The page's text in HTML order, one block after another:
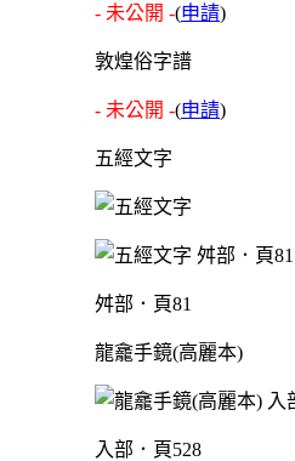
- 未公開 -(申請)
敦煌俗字譜
- 未公開 -(申請)
五經文字
舛部．頁81
龍龕手鏡(高麗本)
入部．頁528